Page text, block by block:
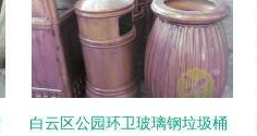
白云区公园环卫玻璃钢垃圾桶